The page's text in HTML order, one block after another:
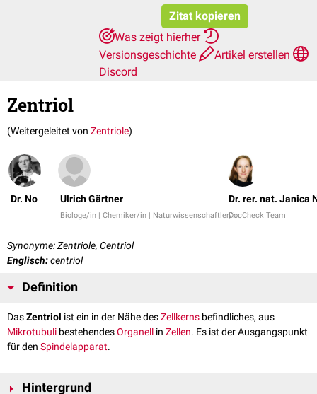
Zitat kopieren
Was zeigt hierher
Versionsgeschichte
Artikel erstellen
Discord
Zentriol
(Weitergeleitet von Zentriole)
Dr. No Ulrich Gärtner
Biologe/in | Chemiker/in | Naturwissenschaftler/in
Dr. rer. nat. Janica
DocCheck Team
Synonyme: Zentriole, Centriol
Englisch:centriol
Definition
DasZentriol ist ein in der Nähe desZellkerns befindliches, aus
Mikrotubuli bestehendesOrganell in Zellen. Es ist der Ausgangspunkt
für den Spindelapparat.
Hintergrund